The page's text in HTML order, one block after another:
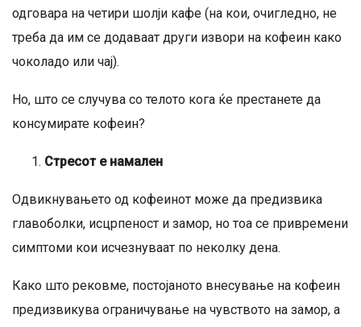
одговара на четири шолји кафе (на кои, очигледно, не
треба да им се додаваат други извори на кофеин како
чоколадо или чај).
Но, што се случува со телото кога ќе престанете да
консумирате кофеин?
Стресот е намален
Одвикнувањето од кофеинот може да предизвика
главоболки, исцрпеност и замор, но тоа се привремени
симптоми кои исчезнуваат по неколку дена.
Како што рековме, постојаното внесување на кофеин
предизвикува ограничување на чувството на замор, а